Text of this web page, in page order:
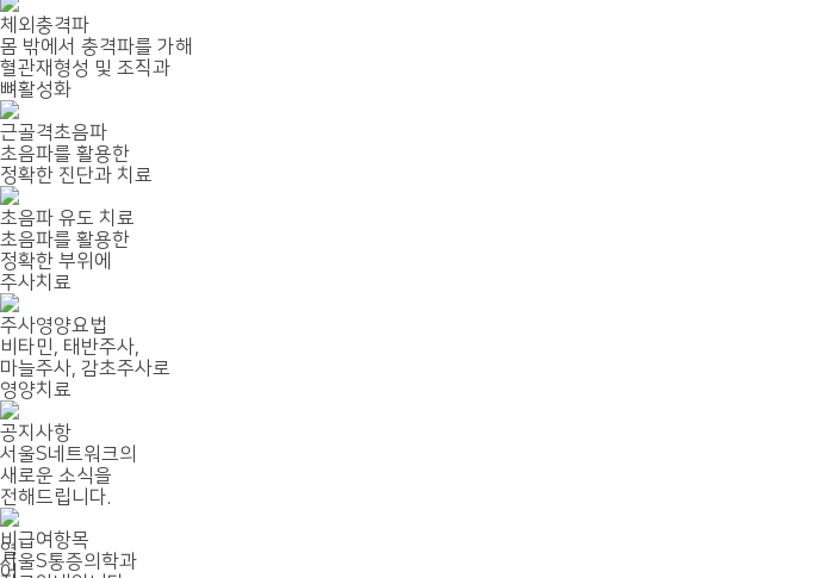
체외충격파
몸 밖에서 충격파를 가해
혈관재형성 및 조직과
뼈활성화
근골격초음파
초음파를 활용한
정확한 진단과 치료
초음파 유도 치료
초음파를 활용한
정확한 부위에
주사치료
주사영양요법
비타민, 태반주사,
마늘주사, 감초주사로
영양치료
공지사항
서울S네트워크의
새로운 소식을
전해드립니다.
비급여항목
서울S통증의학과
열
어